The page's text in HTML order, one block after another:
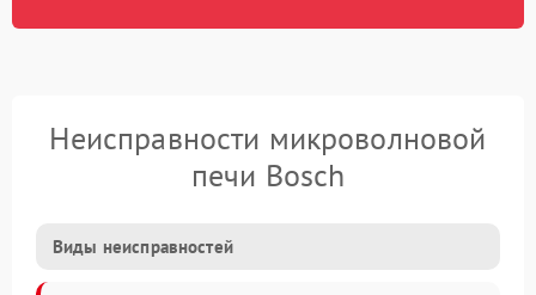
Неисправности микроволновой
печи Bosch
Виды неисправностей